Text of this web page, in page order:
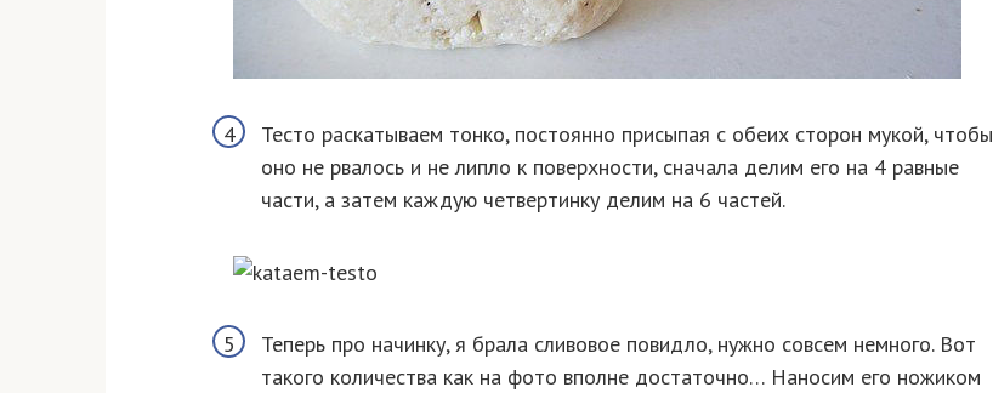
Тесто раскатываем тонко, постоянно присыпая с обеих сторон мукой, чтобы
оно не рвалось и не липло к поверхности, сначала делим его на 4 равные
части, а затем каждую четвертинку делим на 6 частей.
Теперь про начинку, я брала сливовое повидло, нужно совсем немного. Вот
такого количества как на фото вполне достаточно… Наносим его ножиком